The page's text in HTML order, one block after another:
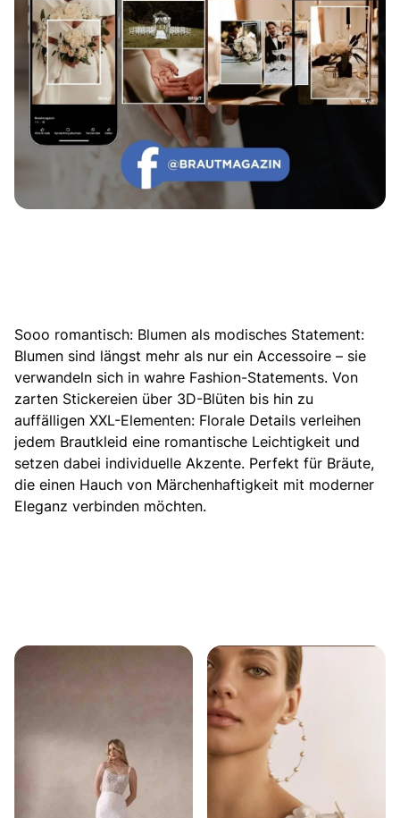
Sooo romantisch: Blumen als modisches Statement:
Blumen sind längst mehr als nur ein Accessoire – sie
verwandeln sich in wahre Fashion-Statements. Von
zarten Stickereien über 3D-Blüten bis hin zu
auffälligen XXL-Elementen: Florale Details verleihen
jedem Brautkleid eine romantische Leichtigkeit und
setzen dabei individuelle Akzente. Perfekt für Bräute,
die einen Hauch von Märchenhaftigkeit mit moderner
Eleganz verbinden möchten.